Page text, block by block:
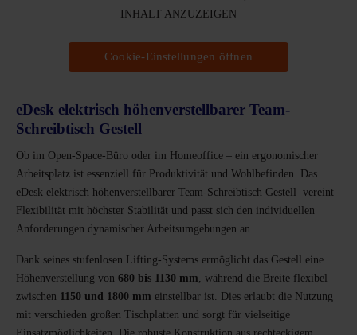
INHALT ANZUZEIGEN
Cookie-Einstellungen öffnen
eDesk elektrisch höhenverstellbarer Team-
Schreibtisch Gestell
Ob im Open-Space-Büro oder im Homeoffice – ein ergonomischer
Arbeitsplatz ist essenziell für Produktivität und Wohlbefinden. Das
eDesk elektrisch höhenverstellbarer Team-Schreibtisch Gestell vereint
Flexibilität mit höchster Stabilität und passt sich den individuellen
Anforderungen dynamischer Arbeitsumgebungen an.
Dank seines stufenlosen Lifting-Systems ermöglicht das Gestell eine
Höhenverstellung von 680 bis 1130 mm , während die Breite flexibel
zwischen 1150 und 1800 mm einstellbar ist. Dies erlaubt die Nutzung
mit verschieden großen Tischplatten und sorgt für vielseitige